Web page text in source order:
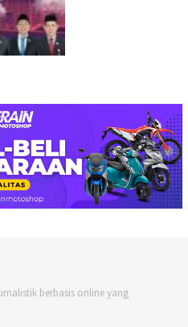
berbasis online yang